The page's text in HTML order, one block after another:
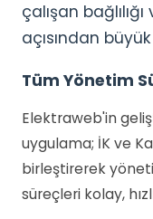
çalışan
açısından
Tüm Yönetim
Elektraweb'in
uygulama; İK ve
birleştirerek
süreçleri kolay,